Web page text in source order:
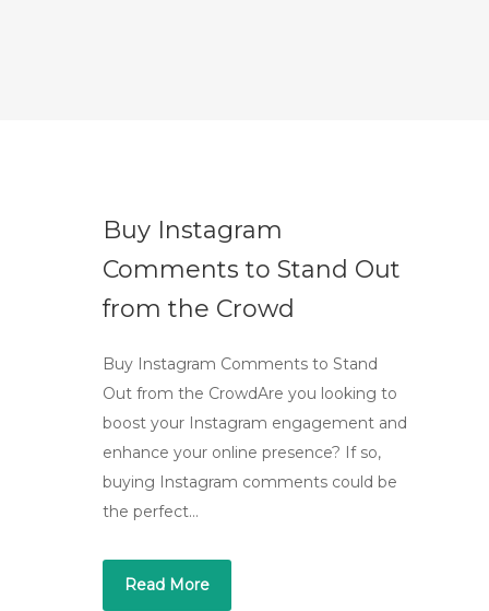
Buy Instagram
Comments to Stand Out
from the Crowd
Buy Instagram Comments to Stand
Out from the CrowdAre you looking to
boost your Instagram engagement and
enhance your online presence? If so,
buying Instagram comments could be
the perfect…
Read More